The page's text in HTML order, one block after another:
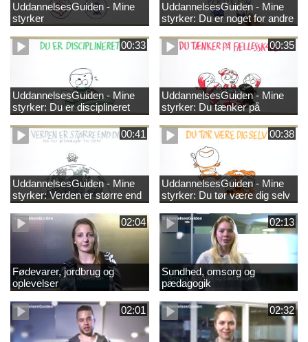
UddannelsesGuiden - Mine
styrker
UddannelsesGuiden - Mine
styrker: Du er noget for andre
00:33
UddannelsesGuiden - Mine
styrker: Du er disciplineret
00:35
UddannelsesGuiden - Mine
styrker: Du tænker på
fællesskabet
00:41
UddannelsesGuiden - Mine
styrker: Verden er større end
dig og du bidrager til den
00:38
UddannelsesGuiden - Mine
styrker: Du tør være dig selv
02:04
Fødevarer, jordbrug og
oplevelser
02:13
Sundhed, omsorg og
pædagogik
02:01 02:32